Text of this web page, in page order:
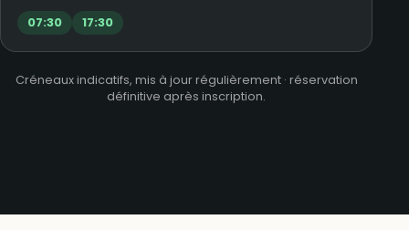
07:30 17:30
Créneaux indicatifs, mis à jour régulièrement · réservation
définitive après inscription.